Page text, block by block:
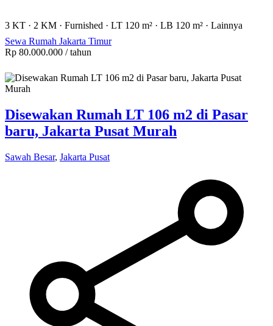
3 KT · 2 KM · Furnished · LT 120 m² · LB 120 m² · Lainnya
Sewa Rumah Jakarta Timur
Rp 80.000.000 / tahun
Disewakan Rumah LT 106 m2 di Pasar
baru, Jakarta Pusat Murah
Sawah Besar, Jakarta Pusat